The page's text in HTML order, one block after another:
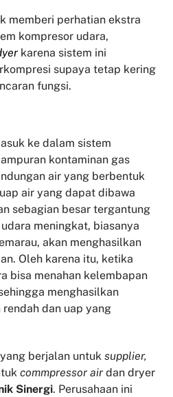
memberi perhatian ekstra
kompresor udara,
karena sistem ini
supaya tetap kering
fungsi.
ke dalam sistem
kontaminan gas
air yang berbentuk
air yang dapat dibawa
sebagian besar tergantung
meningkat, biasanya
akan menghasilkan
Oleh karena itu, ketika
bisa menahan kelembapan
menghasilkan
dan uap yang
berjalan untuksupplier,
commpressor air dan dryer
Sinergi. Perusahaan ini